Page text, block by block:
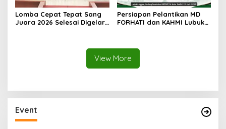
Lomba Cepat Tepat Sang
Juara 2026 Selesai Digelar,
Persiapan Pelantikan MD
FORHATI dan KAHMI Lubuk
UNPARI
View More
Event